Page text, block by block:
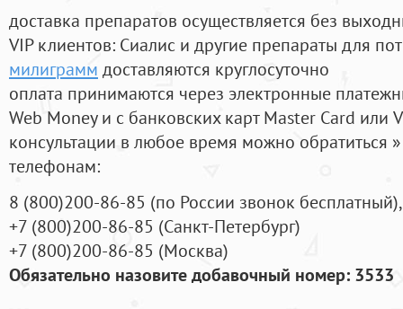
доставка препаратов осуществляется без
VIP клиентов: Сиалис и другие препараты для
милиграмм доставляются круглосуточно
оплата принимаются через электронные
Web Money и с банковских карт Master Card или
консультации в любое время можно обратиться
телефонам:
8 (800)200-86-85 (по России звонок бесплатный),
+7 (800)200-86-85 (Санкт-Петербург)
+7 (800)200-86-85 (Москва)
Обязательно назовите добавочный номер: 3533